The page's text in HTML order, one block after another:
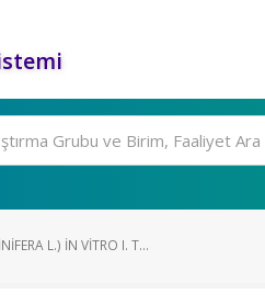
L.) IN VITRO I. T...